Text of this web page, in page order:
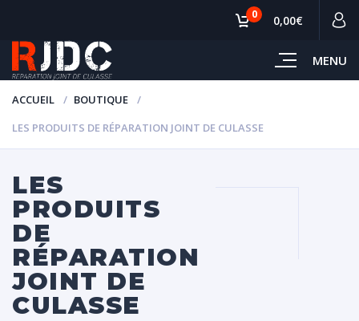
MENU
0 0,00€
ACCUEIL
BOUTIQUE
LES PRODUITS DE RÉPARATION JOINT DE CULASSE
LES
PRODUITS
DE
RÉPARATION
JOINT DE
CULASSE